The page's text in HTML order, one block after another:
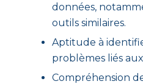
données,
outils similaires.
Aptitude à
problèmes liés
Compréhension